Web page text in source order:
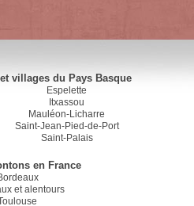
villages du Pays Basque
Espelette
Itxassou
Mauléon-Licharre
Saint-Jean-Pied-de-Port
Saint-Palais
en France
et alentours